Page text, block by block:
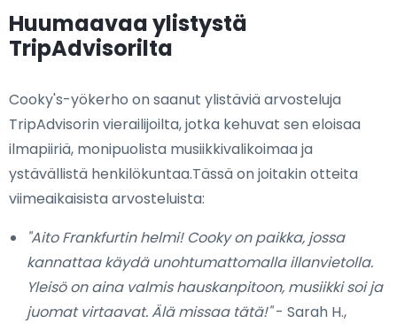
Huumaavaa ylistystä
TripAdvisorilta
Cooky's-yökerho on saanut ylistäviä arvosteluja
TripAdvisorin vierailijoilta, jotka kehuvat sen eloisaa
ilmapiiriä, monipuolista musiikkivalikoimaa ja
ystävällistä henkilökuntaa.Tässä on joitakin otteita
viimeaikaisista arvosteluista:
"Aito Frankfurtin helmi! Cooky on paikka, jossa
kannattaa käydä unohtumattomalla illanvietolla.
Yleisö on aina valmis hauskanpitoon, musiikki soi ja
juomat virtaavat. Älä missaa tätä!"- Sarah H.,